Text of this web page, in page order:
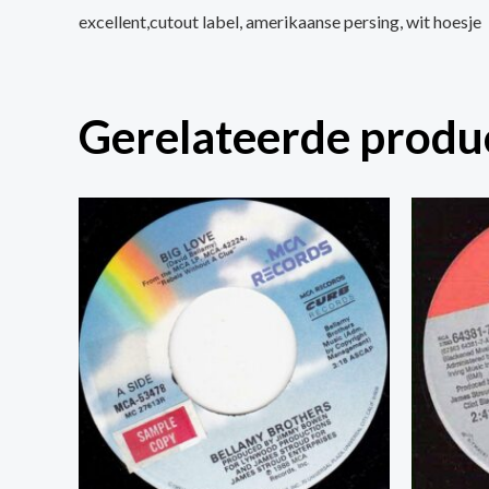
excellent,cutout label, amerikaanse persing, wit hoesje
Gerelateerde